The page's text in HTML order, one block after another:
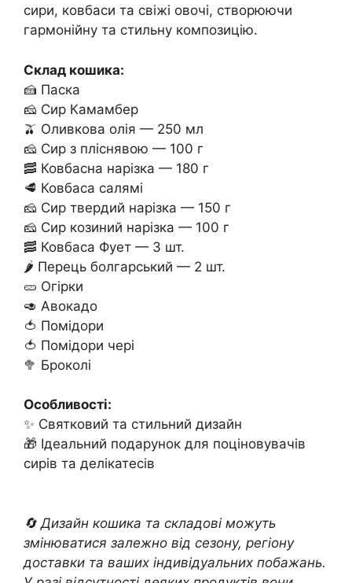
сири, ковбаси та свіжі овочі, створюючи
гармонійну та стильну композицію.
Склад кошика:
🍰 Паска
🧀 Сир Камамбер
🫒 Оливкова олія — 250 мл
🧀 Сир з пліснявою — 100 г
🥓 Ковбасна нарізка — 180 г
🥩 Ковбаса салямі
🧀 Сир твердий нарізка — 150 г
🧀 Сир козиний нарізка — 100 г
🥓 Ковбаса Фует — 3 шт.
🌶 Перець болгарський — 2 шт.
🥒 Огірки
🥑 Авокадо
🍅 Помідори
🍅 Помідори чері
🥦 Броколі
Особливості:
✨ Святковий та стильний дизайн
🎁 Ідеальний подарунок для поціновувачів
сирів та делікатесів
🔄 Дизайн кошика та складові можуть
змінюватися залежно від сезону, регіону
доставки та ваших індивідуальних побажань.